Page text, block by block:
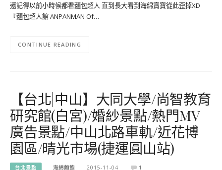
還記得以前小時候都看麵包超人 直到長大看到海綿寶寶從此歪掉XD
『麵包超人館 ANPANMAN Of…
CONTINUE READING
【台北|中山】大同大學/尚智教育
研究館(白宮)/婚紗景點/熱門MV
廣告景點/中山北路車軌/近花博
園區/晴光市場(捷運圓山站)
台北景點 海綿飽飽 2015-11-04 1